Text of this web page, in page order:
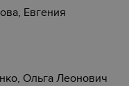
Евгения
Ольга Леонович